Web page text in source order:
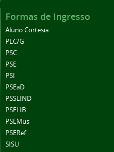
Formas de Ingresso
Aluno Cortesia
PEC/G
PSC
PSE
PSI
PSEaD
PSSLIND
PSELIB
PSEMus
PSERef
SISU